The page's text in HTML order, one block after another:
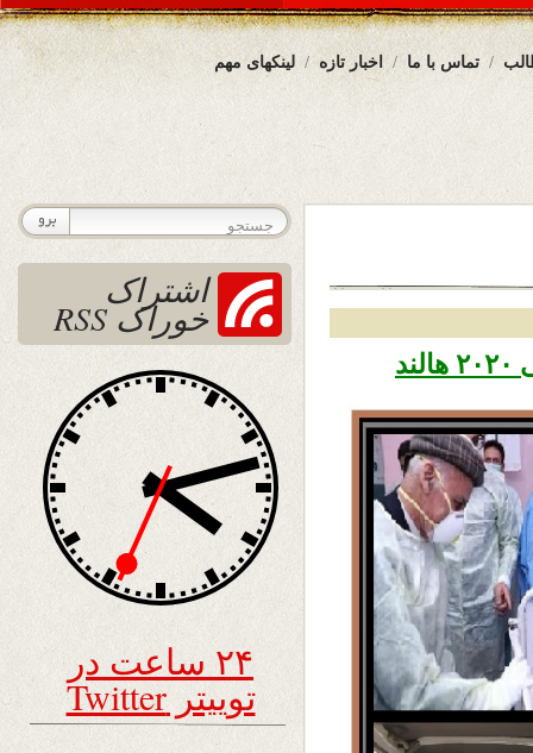
لینکهای مهم اخبار تازه تماس با ما
اشتراک
خوراک RSS
۲۴ ساعت در
توییتر Twitter